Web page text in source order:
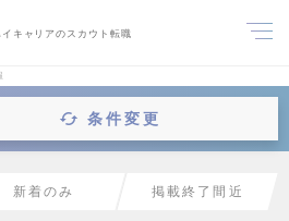
キャリアのスカウト転職
条件変更
新着のみ 掲載終了間近